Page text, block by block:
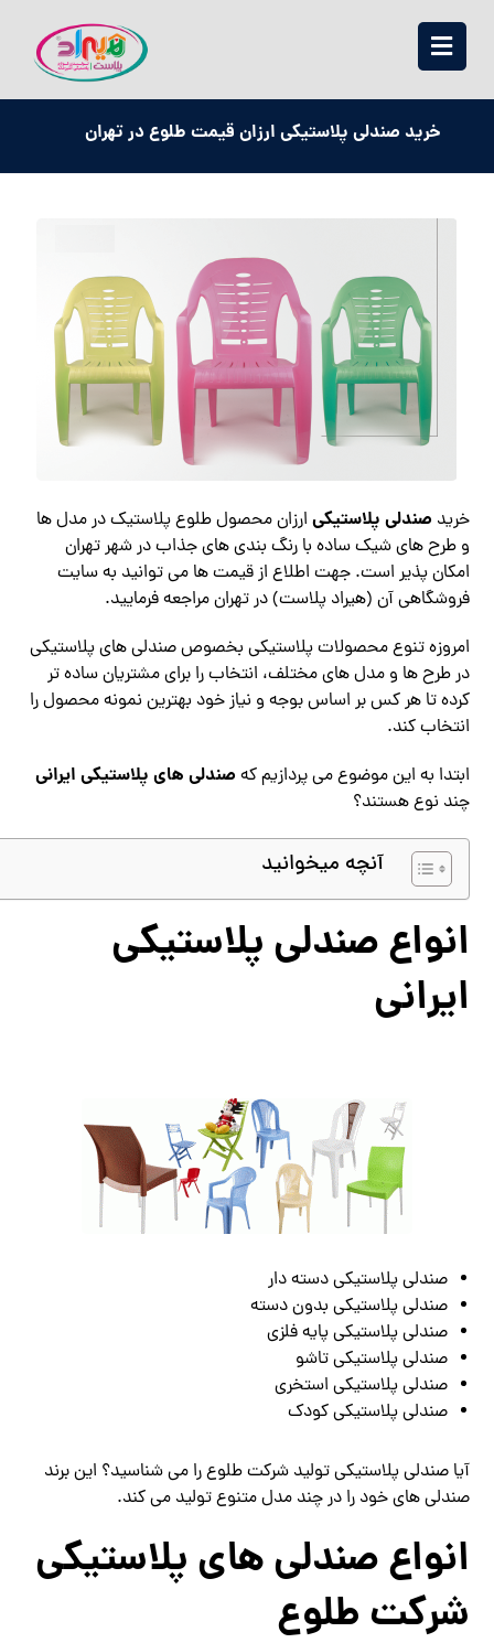
خرید صندلی پلاستیکی ارزان قیمت طلوع در تهران
خرید صندلی پلاستیکی ارزان محصول طلوع پلاستیک در مدل ها
و طرح های شیک ساده با رنگ بندی های جذاب در شهر تهران
امکان پذیر است. جهت اطلاع از قیمت ها می توانید به سایت
فروشگاهی آن (هیراد پلاست) در تهران مراجعه فرمایید.
امروزه تنوع محصولات پلاستیکی بخصوص صندلی های پلاستیکی
در طرح ها و مدل های مختلف، انتخاب را برای مشتریان ساده تر
کرده تا هر کس بر اساس بوجه و نیاز خود بهترین نمونه محصول را
انتخاب کند.
ابتدا به این موضوع می پردازیم که صندلی های پلاستیکی ایرانی
چند نوع هستند؟
آنچه میخوانید
انواع صندلی پلاستیکی
ایرانی
صندلی پلاستیکی دسته دار
صندلی پلاستیکی بدون دسته
صندلی پلاستیکی پایه فلزی
صندلی پلاستیکی تاشو
صندلی پلاستیکی استخری
صندلی پلاستیکی کودک
آیا صندلی پلاستیکی تولید شرکت طلوع را می شناسید؟ این برند
صندلی های خود را در چند مدل متنوع تولید می کند.
انواع صندلی های پلاستیکی
شرکت طلوع